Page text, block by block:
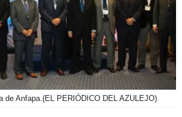
de Anfapa.(EL PERIÓDICO DEL AZULEJO)